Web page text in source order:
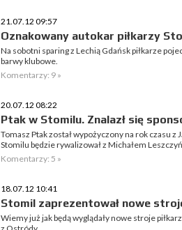
21.07.12 09:57
Oznakowany autokar piłkarzy
Na sobotni sparing z Lechią Gdańsk piłkarze
barwy klubowe.
Komentarzy: 9 »
20.07.12 08:22
Ptak w Stomilu. Znalazł się
Tomasz Ptak został wypożyczony na rok czasu
Stomilu będzie rywalizował z Michałem
Komentarzy: 5 »
18.07.12 10:41
Stomil zaprezentował nowe
Wiemy już jak będą wyglądały nowe stroje